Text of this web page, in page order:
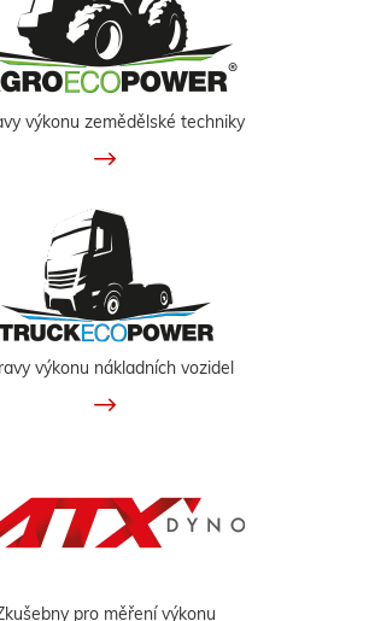
výkonu zemědělské techniky
výkonu nákladních vozidel
pro měření výkonu